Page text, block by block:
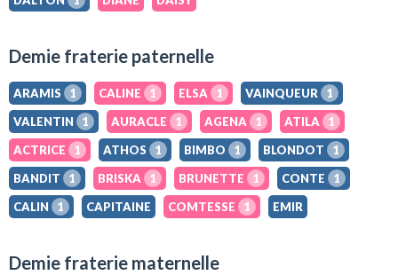
Demie fraterie paternelle
ARAMIS 1 CALINE 1 ELSA 1 VAINQUEUR
1
VALENTIN
1 AURACLE 1 AGENA 1 ATILA
1
ACTRICE
1 ATHOS 1 BIMBO 1 BLONDOT
1
BANDIT
1 BRISKA 1 BRUNETTE 1 CONTE
1
CALIN
1 CAPITAINE COMTESSE 1 EMIR
Demie fraterie maternelle